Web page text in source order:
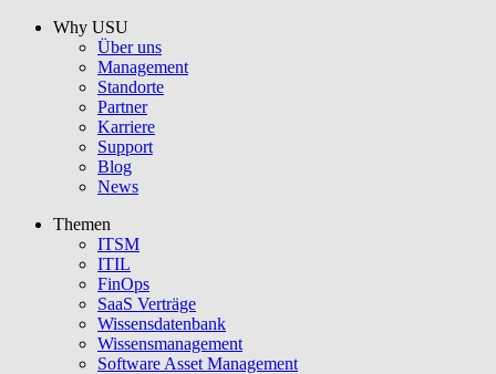
Why USU
Über uns
Management
Standorte
Partner
Karriere
Support
Blog
News
Themen
ITSM
ITIL
FinOps
SaaS Verträge
Wissensdatenbank
Wissensmanagement
Software Asset Management